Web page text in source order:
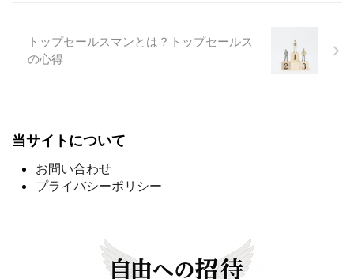
トップセールスマンとは？トップセールス
の心得
当サイトについて
お問い合わせ
プライバシーポリシー